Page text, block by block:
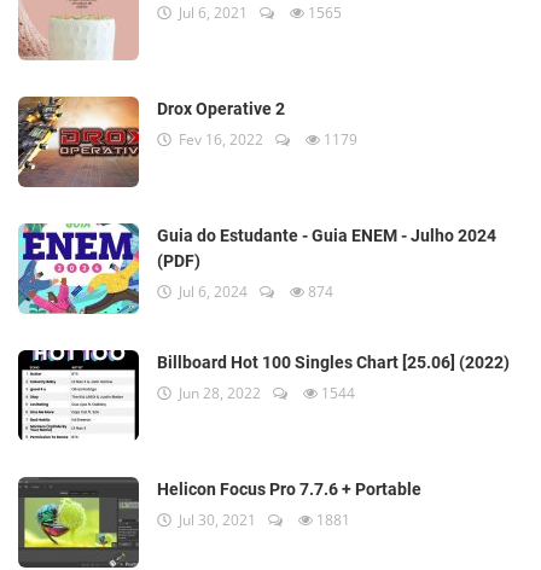
Jul 6, 2021 1565
Drox Operative 2
Fev 16, 2022 1179
Guia do Estudante - Guia ENEM - Julho 2024
(PDF)
Jul 6, 2024 874
Billboard Hot 100 Singles Chart [25.06] (2022)
Jun 28, 2022 1544
Helicon Focus Pro 7.7.6 + Portable
Jul 30, 2021 1881